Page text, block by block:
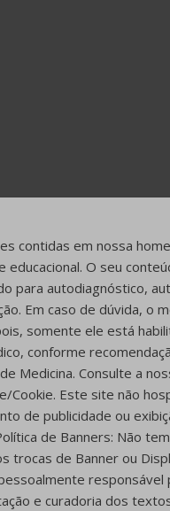
contidas em nossa
educacional. O seu
para autodiagnóstico,
Em caso de dúvida, o
somente ele está
conforme
Medicina. Consulte a
Cookie. Este site não
de publicidade ou
de Banners: Não
trocas de Banner ou
responsável
e curadoria dos